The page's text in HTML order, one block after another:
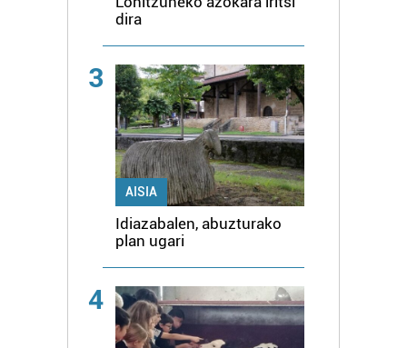
dira
3
AISIA
Idiazabalen, abuzturako
plan ugari
4